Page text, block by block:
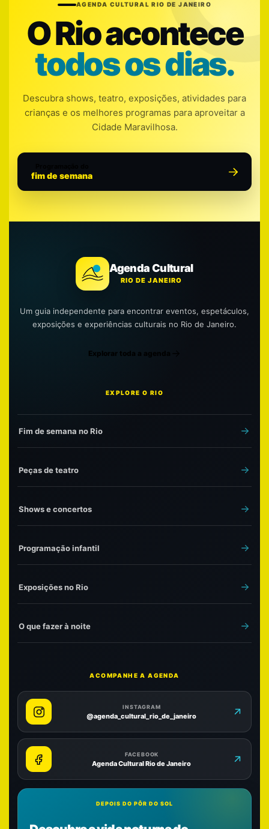
AGENDA CULTURAL RIO DE JANEIRO
O Rio acontece
todos os dias.
Descubra shows, teatro, exposições, atividades para
crianças e os melhores programas para aproveitar a
Cidade Maravilhosa.
fim de semana
Agenda Cultural
RIO DE JANEIRO
Um guia independente para encontrar eventos, espetáculos,
exposições e experiências culturais no Rio de Janeiro.
Explorar toda a agenda
EXPLORE O RIO
Fim de semana no Rio
Peças de teatro
Shows e concertos
Programação infantil
Exposições no Rio
O que fazer à noite
ACOMPANHE A AGENDA
INSTAGRAM
@agenda_cultural_rio_de_janeiro
FACEBOOK
Agenda Cultural Rio de Janeiro
DEPOIS DO PÔR DO SOL